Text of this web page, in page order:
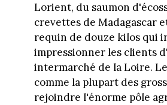
Lorient, du saumon
crevettes de Madagascar
requin de douze kilos qui
impressionner les clients
intermarché de la Loire.
comme la plupart des
rejoindre l'énorme pôle